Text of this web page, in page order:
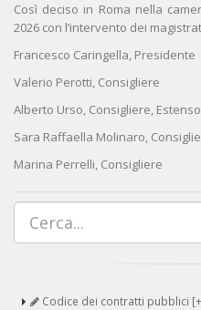
Così deciso in Roma nella
2026 con l’intervento dei
Francesco Caringella, Presidente
Valerio Perotti, Consigliere
Alberto Urso, Consigliere,
Sara Raffaella Molinaro,
Marina Perrelli, Consigliere
Codice dei contratti pubblici